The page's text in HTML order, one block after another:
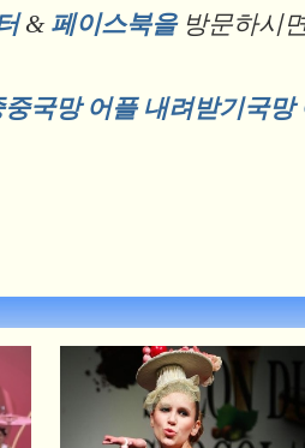
& 페이스북을방문하시
국망 어플 내려받기국망